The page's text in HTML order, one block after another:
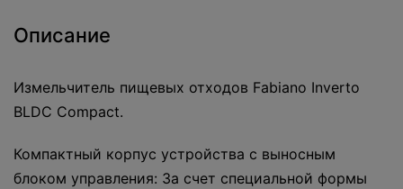
Описание
Измельчитель пищевых отходов Fabiano Inverto
BLDC Compact.
Компактный корпус устройства с выносным
блоком управления: За счет специальной формы